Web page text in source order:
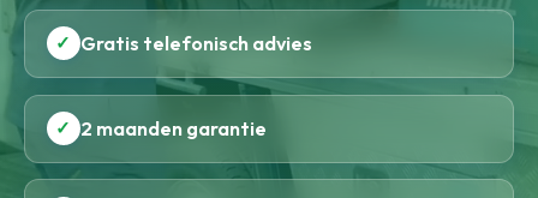
✓ Gratis telefonisch advies
✓ 2 maanden garantie